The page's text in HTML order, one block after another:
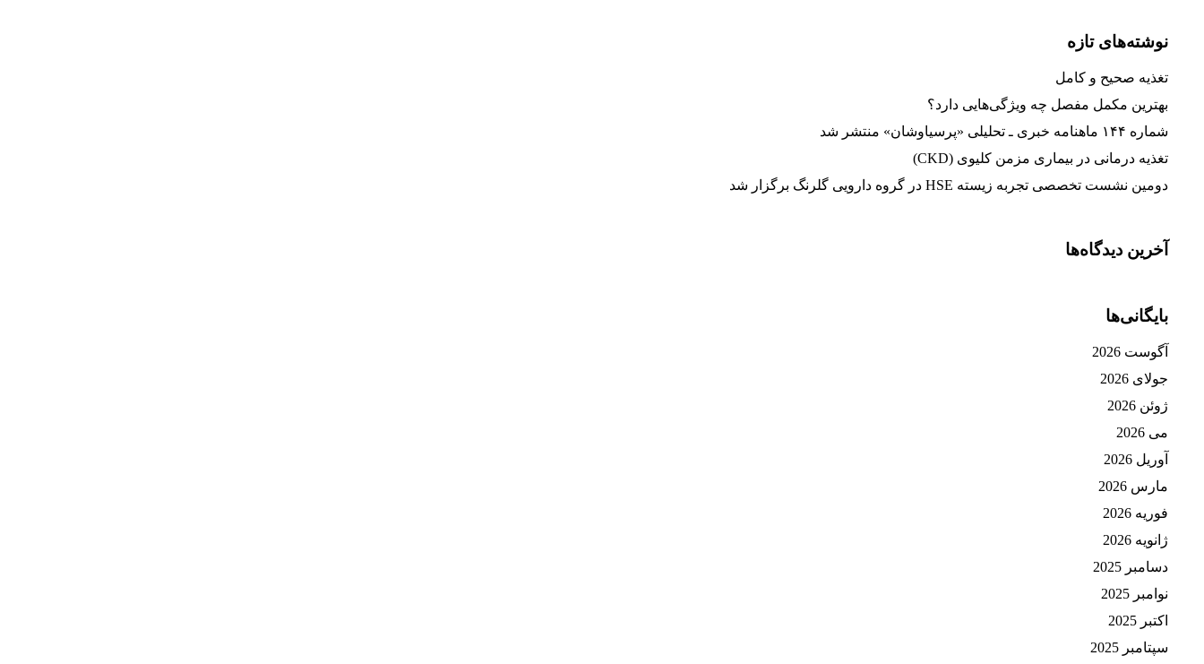
نوشته‌های تازه
تغذیه صحیح و کامل
بهترین مکمل مفصل چه ویژگی‌هایی دارد؟
شماره ۱۴۴ ماهنامه خبری ـ تحلیلی «پرسیاوشان» منتشر شد
تغذیه‌ درمانی در بیماری مزمن کلیوی (CKD)
دومین نشست تخصصی تجربه زیسته HSE در گروه دارویی گلرنگ برگزار شد
آخرین دیدگاه‌ها
بایگانی‌ها
آگوست 2026
جولای 2026
ژوئن 2026
می 2026
آوریل 2026
مارس 2026
فوریه 2026
ژانویه 2026
دسامبر 2025
نوامبر 2025
اکتبر 2025
سپتامبر 2025